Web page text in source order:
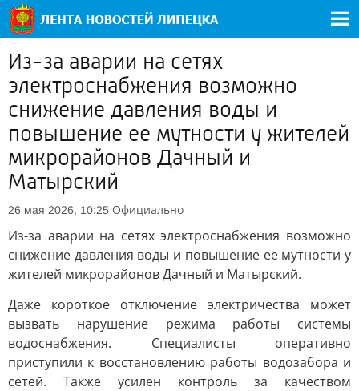
Из-за аварии на сетях
электроснабжения возможно
снижение давления воды и
повышение ее мутности у жителей
микрорайонов Дачный и
Матырский
26 мая 2026, 10:25 Официально
Из-за аварии на сетях электроснабжения возможно
снижение давления воды и повышение ее мутности у
жителей микрорайонов Дачный и Матырский.
Даже короткое отключение электричества может
вызвать нарушение режима работы системы
водоснабжения. Специалисты оперативно
приступили к восстановлению работы водозабора и
сетей. Также усилен контроль за качеством